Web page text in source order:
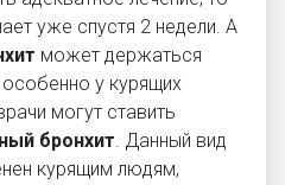
уже спустя 2 недели. А
может держаться
у курящих
могут ставить
бронхит. Данный вид
курящим людям,